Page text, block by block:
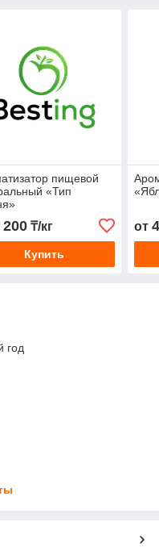
пищевой
«Тип
200₸/кг
Купить
от
год